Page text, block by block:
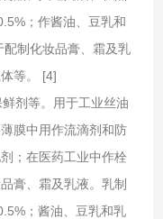
；作酱油、豆乳和
制化妆品膏、霜及乳
等。 [4]
剂等。用于工业丝油
膜中用作流滴剂和防
；在医药工业中作栓
膏、霜及乳液。乳制
；酱油、豆乳和乳